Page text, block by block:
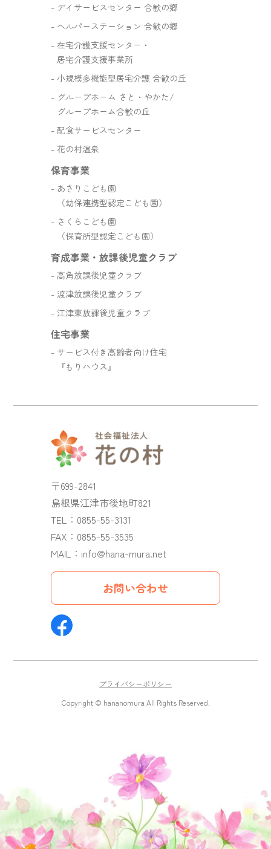
デイサービスセンター 合歓の郷
ヘルパーステーション 合歓の郷
在宅介護支援センター・
居宅介護支援事業所
小規模多機能型居宅介護 合歓の丘
グループホーム さと・やかた/
グループホーム合歓の丘
配食サービスセンター
花の村温泉
保育事業
あさりこども園
（幼保連携型認定こども園）
さくらこども園
（保育所型認定こども園）
育成事業・放課後児童クラブ
高角放課後児童クラブ
渡津放課後児童クラブ
江津東放課後児童クラブ
住宅事業
サービス付き高齢者向け住宅
『もりハウス』
〒699-2841
島根県江津市後地町821
TEL： 0855-55-3131
FAX：0855-55-3535
MAIL： info@hana-mura.net
お問い合わせ
プライバシーポリシー
Copyright © hananomura All Rights Reserved.